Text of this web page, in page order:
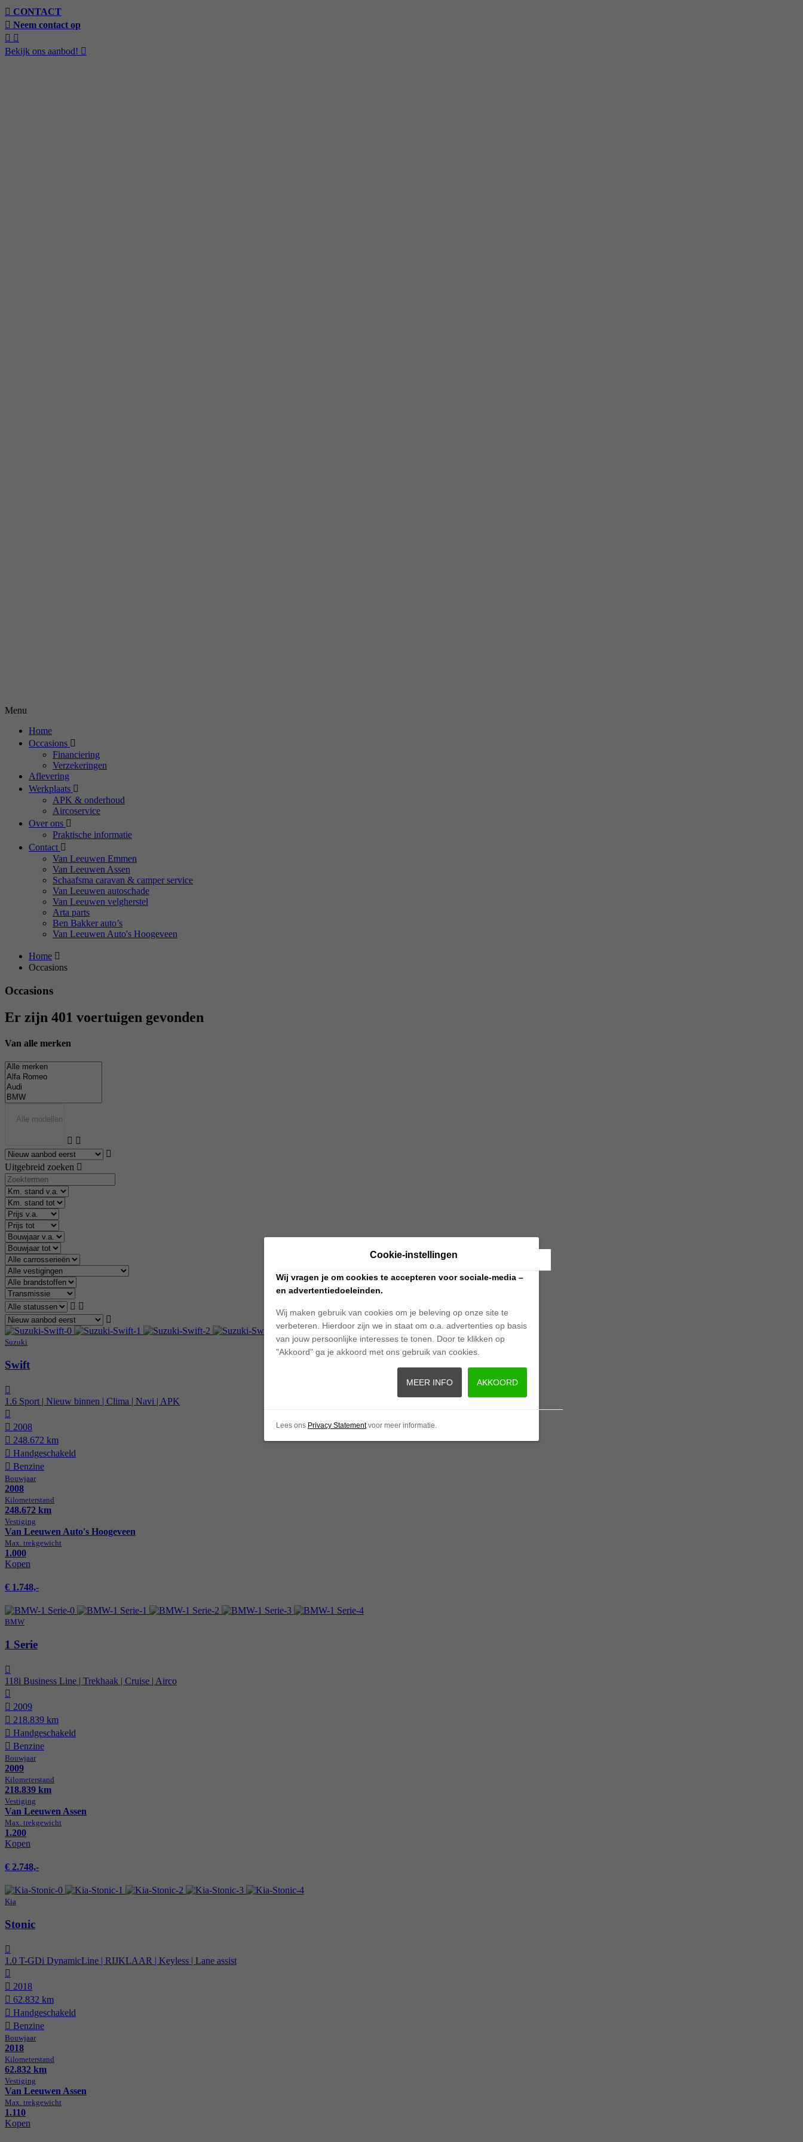
CONTACT
Neem contact op
Bekijk ons aanbod!
Menu
Home
Occasions
Financiering
Verzekeringen
Aflevering
Werkplaats
APK & onderhoud
Aircoservice
Over ons
Praktische informatie
Contact
Van Leeuwen Emmen
Van Leeuwen Assen
Schaafsma caravan & camper service
Van Leeuwen autoschade
Van Leeuwen velgherstel
Arta parts
Ben Bakker auto’s
Van Leeuwen Auto's Hoogeveen
Home
Occasions
Occasions
Er zijn 401 voertuigen gevonden
Van alle merken
Uitgebreid zoeken
Suzuki
Swift
1.6 Sport | Nieuw binnen | Clima | Navi | APK
2008
248.672 km
Hand­geschakeld
Benzine
Bouwjaar
2008
Kilometer­stand
248.672 km
Vestiging
Van Leeuwen Auto's Hoogeveen
Max. trekgewicht
1.000
Kopen
€ 1.748,-
BMW
1 Serie
118i Business Line | Trekhaak | Cruise | Airco
2009
218.839 km
Hand­geschakeld
Benzine
Bouwjaar
2009
Kilometer­stand
218.839 km
Vestiging
Van Leeuwen Assen
Max. trekgewicht
1.200
Kopen
€ 2.748,-
Kia
Stonic
1.0 T-GDi DynamicLine | RIJKLAAR | Keyless | Lane assist
2018
62.832 km
Hand­geschakeld
Benzine
Bouwjaar
2018
Kilometer­stand
62.832 km
Vestiging
Van Leeuwen Assen
Max. trekgewicht
1.110
Kopen
Cookie-instellingen
Wij vragen je om cookies te accepteren voor sociale-media –
en advertentiedoeleinden.
Wij maken gebruik van cookies om je beleving op onze site te
verbeteren. Hierdoor zijn we in staat om o.a. advertenties op basis
van jouw persoonlijke interesses te tonen. Door te klikken op
"Akkoord" ga je akkoord met ons gebruik van cookies.
AKKOORD
MEER INFO
Lees ons Privacy Statementvoor meer informatie.